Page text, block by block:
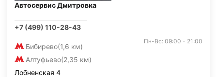
Автосервис Дмитровка
+7 (499) 110-28-43
Бибирево(1,6 км)
Алтуфьево(2,35 км)
Пн-Вс: 09:00 - 21:00
Лобненская 4